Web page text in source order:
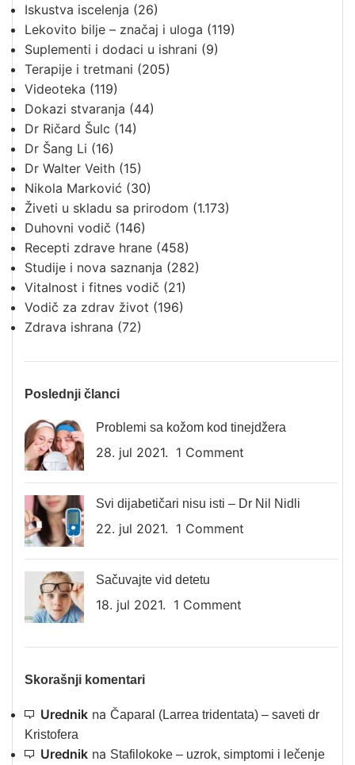
Iskustva iscelenja (26)
Lekovito bilje – značaj i uloga (119)
Suplementi i dodaci u ishrani (9)
Terapije i tretmani (205)
Videoteka (119)
Dokazi stvaranja (44)
Dr Ričard Šulc (14)
Dr Šang Li (16)
Dr Walter Veith (15)
Nikola Marković (30)
Živeti u skladu sa prirodom (1.173)
Duhovni vodič (146)
Recepti zdrave hrane (458)
Studije i nova saznanja (282)
Vitalnost i fitnes vodič (21)
Vodič za zdrav život (196)
Zdrava ishrana (72)
Poslednji članci
Problemi sa kožom kod tinejdžera
28. jul 2021. 1 Comment
Svi dijabetičari nisu isti – Dr Nil Nidli
22. jul 2021. 1 Comment
Sačuvajte vid detetu
18. jul 2021. 1 Comment
Skorašnji komentari
Urednik na Čaparal (Larrea tridentata) – saveti dr
Kristofera
Urednik na Stafilokoke – uzrok, simptomi i lečenje